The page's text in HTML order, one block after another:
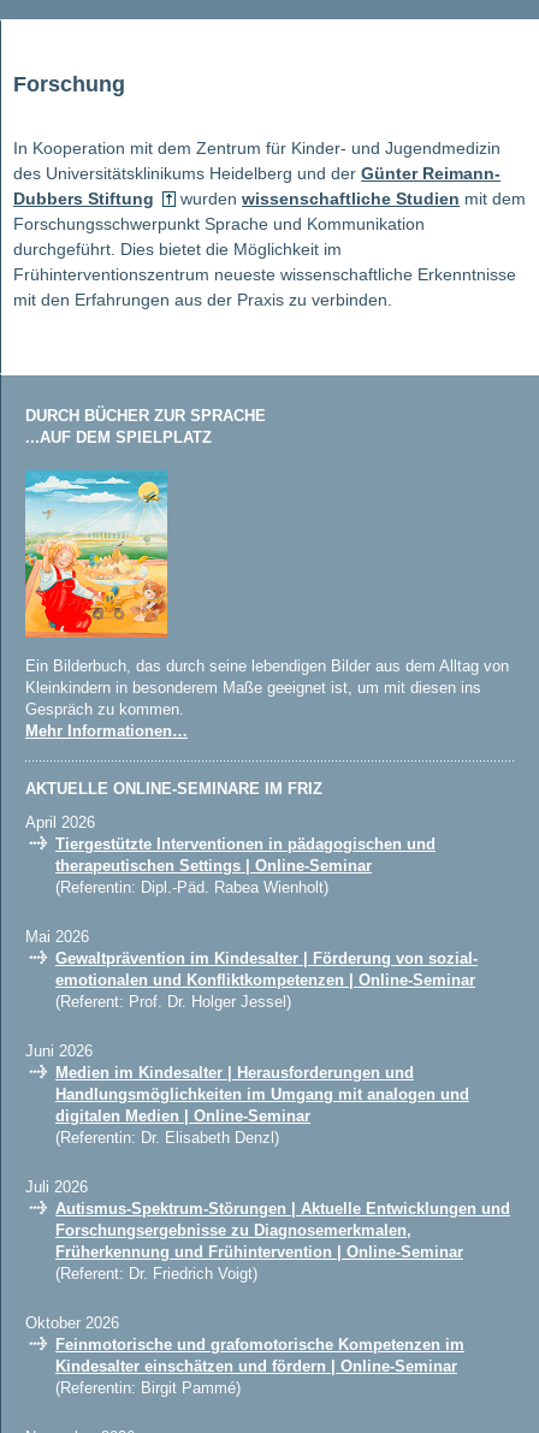
Forschung
In Kooperation mit dem Zentrum für Kinder- und Jugendmedizin
des Universitätsklinikums Heidelberg und der Günter Reimann-
Dubbers Stiftung
wurdenwissenschaftliche Studien mit dem
Forschungsschwerpunkt Sprache und Kommunikation
durchgeführt. Dies bietet die Möglichkeit im
Frühinterventionszentrum neueste wissenschaftliche Erkenntnisse
mit den Erfahrungen aus der Praxis zu verbinden.
DURCH BÜCHER ZUR SPRACHE
...AUF DEM SPIELPLATZ
Ein Bilderbuch, das durch seine lebendigen Bilder aus dem Alltag von
Kleinkindern in besonderem Maße geeignet ist, um mit diesen ins
Gespräch zu kommen.
Mehr Informationen…
AKTUELLE ONLINE-SEMINARE IM FRIZ
April 2026
Tiergestützte Interventionen in pädagogischen und
therapeutischen Settings | Online-Seminar
(Referentin: Dipl.-Päd. Rabea Wienholt)
Mai 2026
Gewaltprävention im Kindesalter | Förderung von sozial-
emotionalen und Konfliktkompetenzen | Online-Seminar
(Referent: Prof. Dr. Holger Jessel)
Juni 2026
Medien im Kindesalter | Herausforderungen und
Handlungsmöglichkeiten im Umgang mit analogen und
digitalen Medien | Online-Seminar
(Referentin: Dr. Elisabeth Denzl)
Juli 2026
Autismus-Spektrum-Störungen | Aktuelle Entwicklungen und
Forschungsergebnisse zu Diagnosemerkmalen,
Früherkennung und Frühintervention | Online-Seminar
(Referent: Dr. Friedrich Voigt)
Oktober 2026
Feinmotorische und grafomotorische Kompetenzen im
Kindesalter einschätzen und fördern | Online-Seminar
(Referentin: Birgit Pammé)